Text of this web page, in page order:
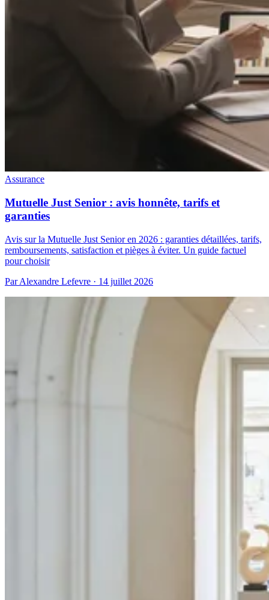
Assurance
Mutuelle Just Senior : avis honnête, tarifs et
garanties
Avis sur la Mutuelle Just Senior en 2026 : garanties détaillées, tarifs,
remboursements, satisfaction et pièges à éviter. Un guide factuel
pour choisir
Par Alexandre Lefevre · 14 juillet 2026